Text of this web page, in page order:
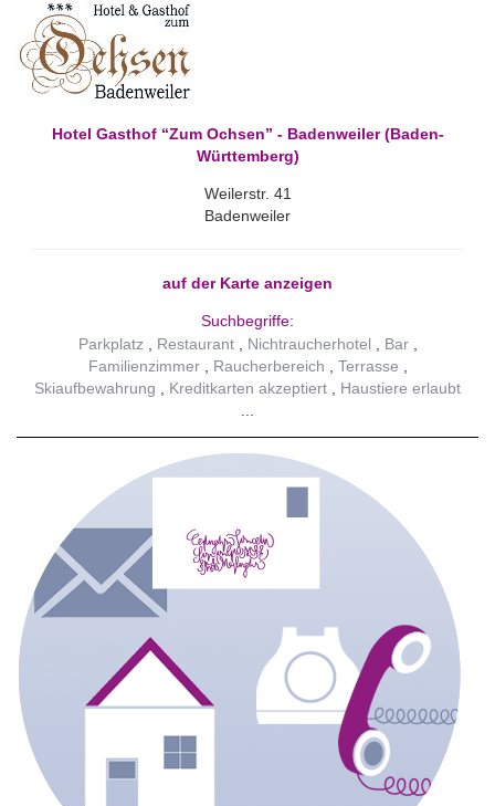
Hotel Gasthof “Zum Ochsen” - Badenweiler (Baden-
Württemberg)
Weilerstr. 41
Badenweiler
auf der Karte anzeigen
Suchbegriffe:
Parkplatz
Restaurant Nichtraucherhotel
Bar
Familienzimmer
Raucherbereich
Terrasse
Skiaufbewahrung
Kreditkarten akzeptiert Haustiere erlaubt